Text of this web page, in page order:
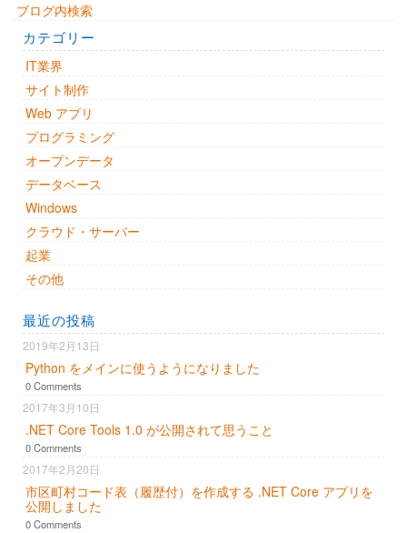
ブログ内検索
カテゴリー
IT業界
サイト制作
Web アプリ
プログラミング
オープンデータ
データベース
Windows
クラウド・サーバー
起業
その他
最近の投稿
2019年2月13日
Python をメインに使うようになりました
0 Comments
2017年3月10日
.NET Core Tools 1.0 が公開されて思うこと
0 Comments
2017年2月20日
市区町村コード表（履歴付）を作成する .NET Core アプリを
公開しました
0 Comments